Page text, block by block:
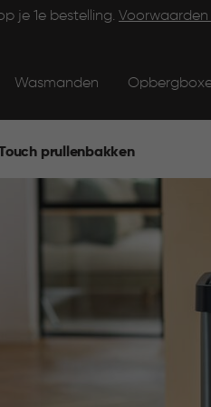
je 1e bestelling.
Wasmanden
prullenbakken